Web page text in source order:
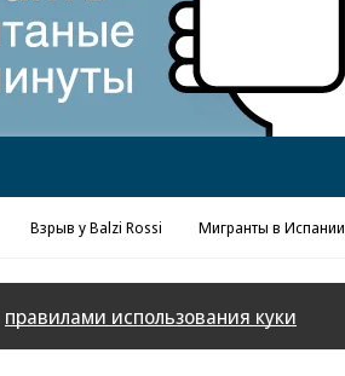
Взрыв у Balzi Rossi Мигранты в Испании
правилами использования куки